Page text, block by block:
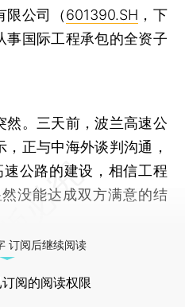
限公司（601390.SH ，下
事国际工程承包的全资子
。三天前，波兰高速公
正与中海外谈判沟通，
公路的建设，相信工程
没能达成双方满意的结
订阅后继续阅读
阅的阅读权限